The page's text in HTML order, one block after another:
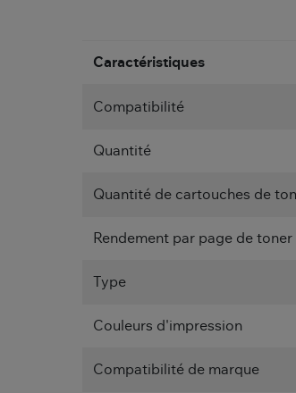
Caractéristiques
Compatibilité
Quantité
Quantité de cartouches de
Rendement par page de
Type
Couleurs d'impression
Compatibilité de marque